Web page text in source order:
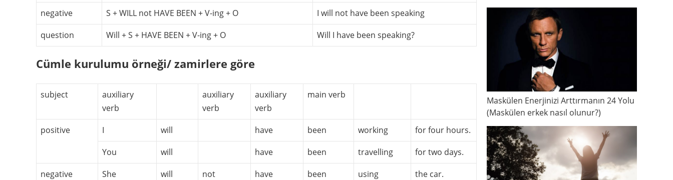
negative
S + WILL not HAVE BEEN + V-ing + O
I will not have been speaking
question
Will + S + HAVE BEEN + V-ing + O Will I have been speaking?
Cümle kurulumu örneği/ zamirlere göre
subject
auxiliary
verb
auxiliary
verb
auxiliary
verb
main verb
positive I will have been working
for four hours.
You
will have been travelling
for two days.
negative
She will not have been using
the car.
Maskülen Enerjinizi Arttırmanın 24 Yolu
(Maskülen erkek nasıl olunur?)